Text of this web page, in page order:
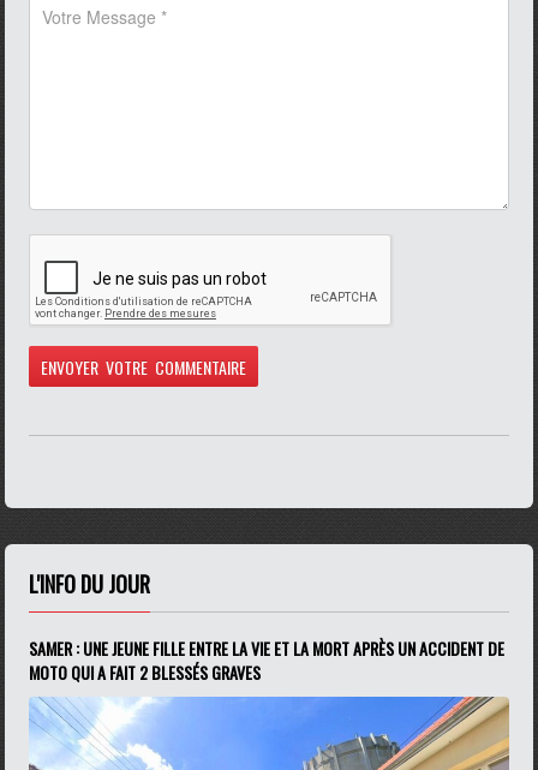
L'INFO DU JOUR
SAMER : UNE JEUNE FILLE ENTRE LA VIE ET LA MORT APRÈS UN ACCIDENT DE
MOTO QUI A FAIT 2 BLESSÉS GRAVES